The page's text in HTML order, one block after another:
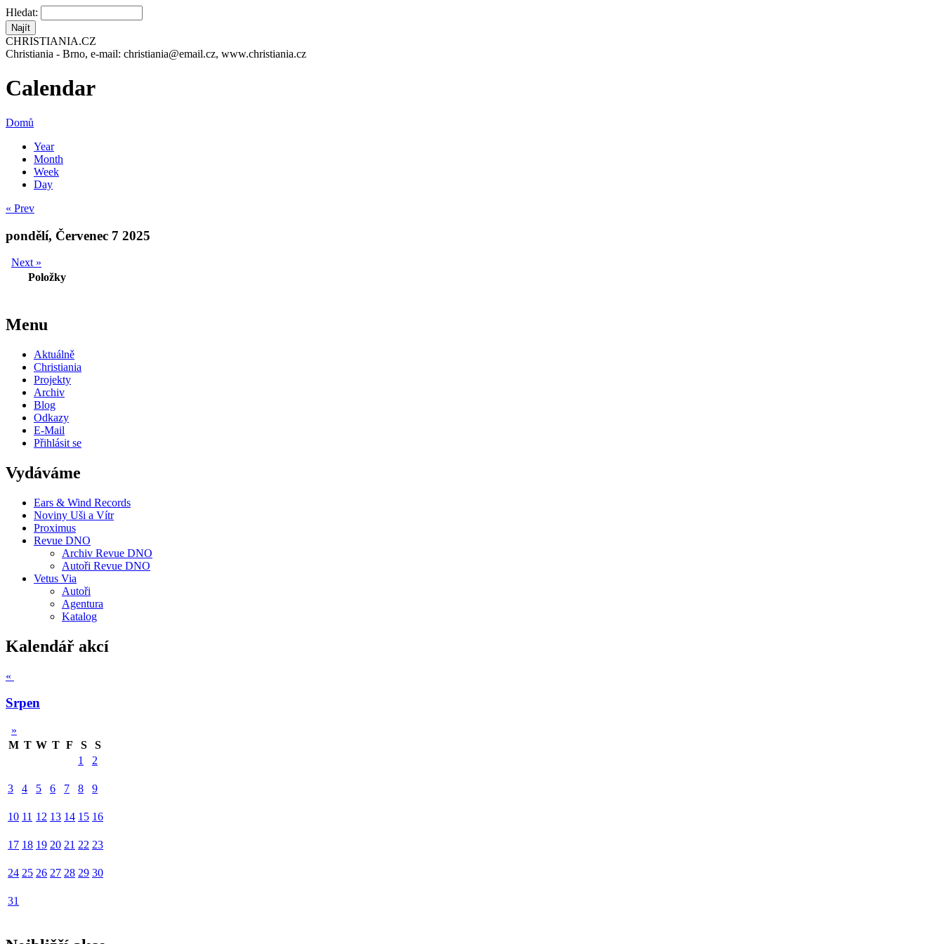
Hledat:
CHRISTIANIA.CZ
Christiania - Brno, e-mail: christiania@email.cz, www.christiania.cz
Calendar
Domů
Year
Month
Week
Day
« Prev
pondělí, Červenec 7 2025
Next »
Položky
Menu
Aktuálně
Christiania
Projekty
Archiv
Blog
Odkazy
E-Mail
Přihlásit se
Vydáváme
Ears & Wind Records
Noviny Uši a Vítr
Proximus
Revue DNO
Archiv Revue DNO
Autoři Revue DNO
Vetus Via
Autoři
Agentura
Katalog
Kalendář akcí
«
Srpen
»
M T W T F S
S
1
2
3 4 5 6 7 8 9
10 11 12 13 14 15 16
17 18 19 20 21 22 23
24 25 26 27 28 29 30
31